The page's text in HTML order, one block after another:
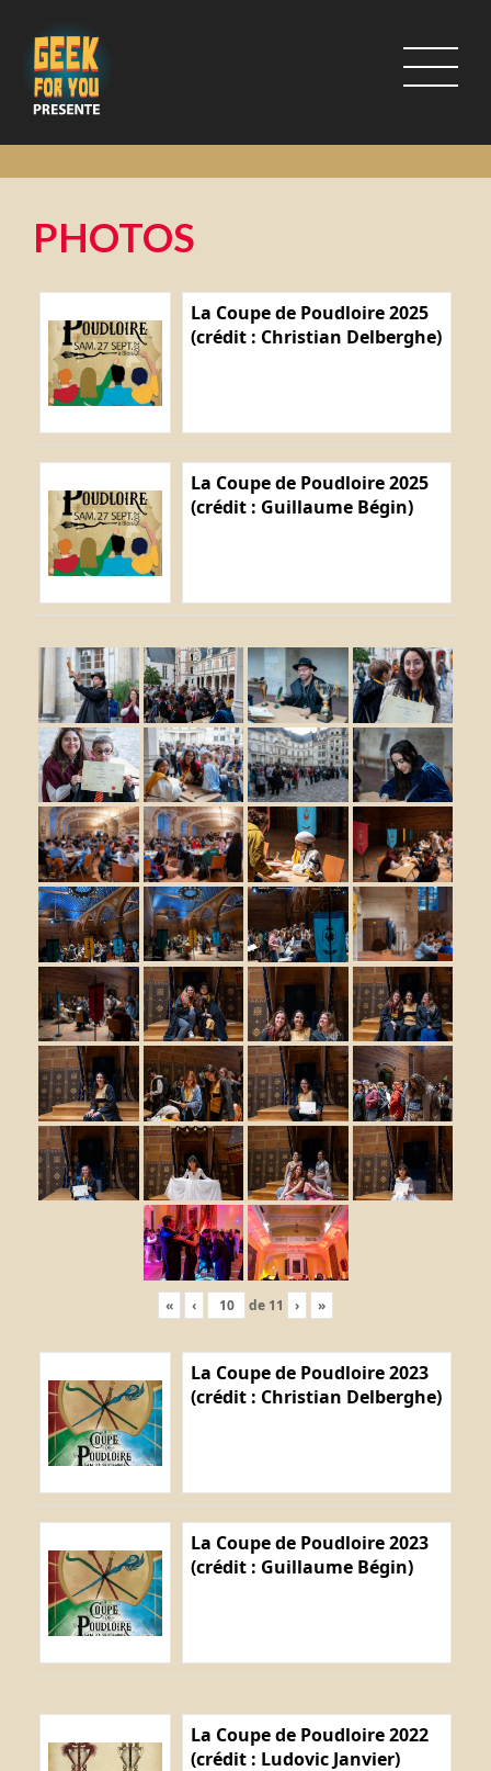
PHOTOS
La Coupe de Poudloire 2025
(crédit : Christian Delberghe)
La Coupe de Poudloire 2025
(crédit : Guillaume Bégin)
« ‹ de 11 › »
La Coupe de Poudloire 2023
(crédit : Christian Delberghe)
La Coupe de Poudloire 2023
(crédit : Guillaume Bégin)
La Coupe de Poudloire 2022
(crédit : Ludovic Janvier)